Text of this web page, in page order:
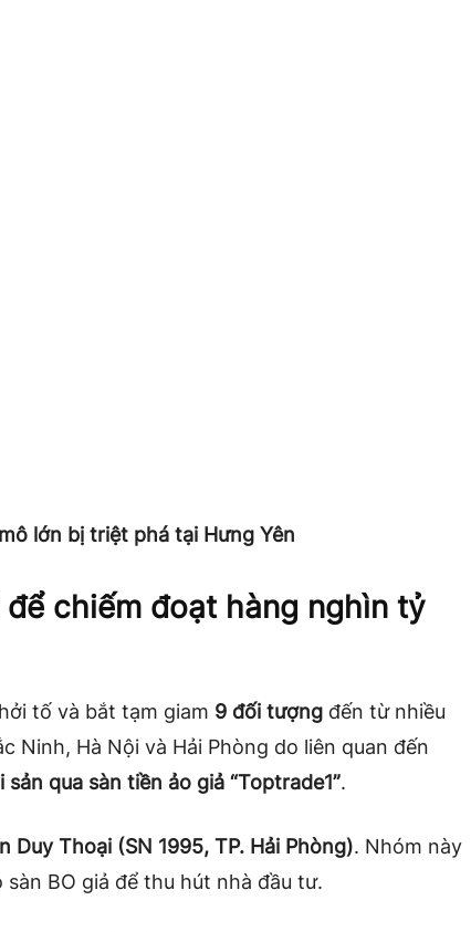
lớn bị triệt phá tại Hưng Yên
chiếm đoạt hàng nghìn tỷ
tố và bắt tạm giam 9 đối tượng đến từ nhiều
Ninh, Hà Nội và Hải Phòng do liên quan đến
qua sàn tiền ảo giả “Toptrade1”.
Duy Thoại (SN 1995, TP. Hải Phòng). Nhóm này
sàn BO giả để thu hút nhà đầu tư.